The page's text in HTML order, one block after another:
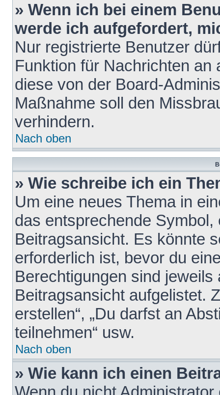
» Wenn ich bei einem
werde ich aufgefordert,
Nur registrierte Benutzer
Funktion für Nachrichten
diese von der Board-
Maßnahme soll den
verhindern.
Nach oben
» Wie schreibe ich ein
Um eine neues Thema in
das entsprechende
Beitragsansicht. Es könnte
erforderlich ist, bevor du
Berechtigungen sind
Beitragsansicht aufgelistet.
erstellen“, „Du darfst an
teilnehmen“ usw.
Nach oben
» Wie kann ich einen